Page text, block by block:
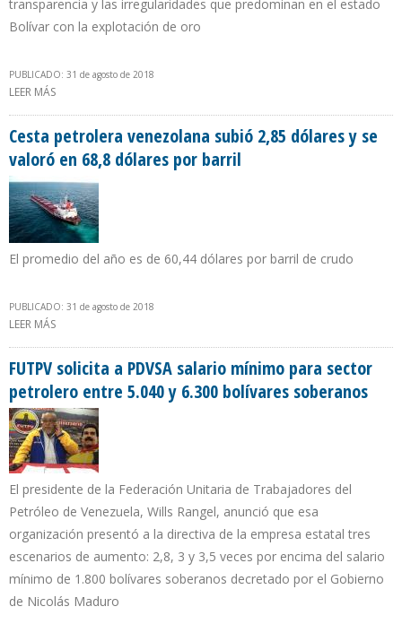
transparencia y las irregularidades que predominan en el estado
Bolívar con la explotación de oro
PUBLICADO: 31 de agosto de 2018
LEER MÁS
Cesta petrolera venezolana subió 2,85 dólares y se
valoró en 68,8 dólares por barril
El promedio del año es de 60,44 dólares por barril de crudo
PUBLICADO: 31 de agosto de 2018
LEER MÁS
FUTPV solicita a PDVSA salario mínimo para sector
petrolero entre 5.040 y 6.300 bolívares soberanos
El presidente de la Federación Unitaria de Trabajadores del
Petróleo de Venezuela, Wills Rangel, anunció que esa
organización presentó a la directiva de la empresa estatal tres
escenarios de aumento: 2,8, 3 y 3,5 veces por encima del salario
mínimo de 1.800 bolívares soberanos decretado por el Gobierno
de Nicolás Maduro